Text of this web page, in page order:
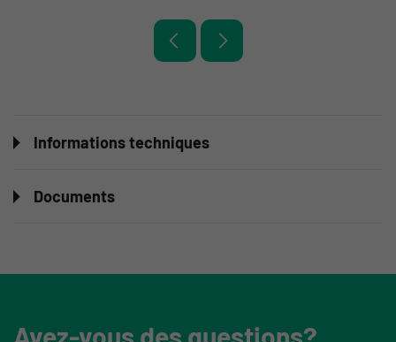
Informations techniques
Documents
Avez-vous des questions?